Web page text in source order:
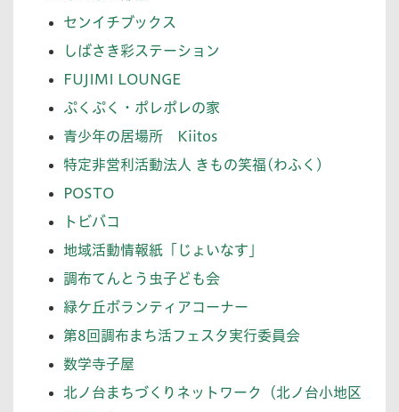
センイチブックス
しばさき彩ステーション
FUJIMI LOUNGE
ぷくぷく・ポレポレの家
青少年の居場所 Kiitos
特定非営利活動法人 きもの笑福(わふく)
POSTO
トビバコ
地域活動情報紙「じょいなす」
調布てんとう虫子ども会
緑ケ丘ボランティアコーナー
第8回調布まち活フェスタ実行委員会
数学寺子屋
北ノ台まちづくりネットワーク（北ノ台小地区